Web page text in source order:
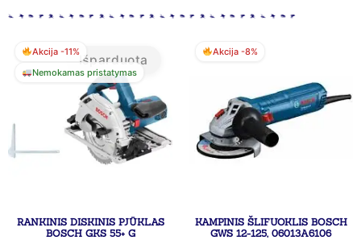
Akcija -11%
Nemokamas pristatymas
Išparduota
RANKINIS DISKINIS PJŪKLAS
BOSCH GKS 55+ G
Akcija -8%
KAMPINIS ŠLIFUOKLIS BOSCH
GWS 12-125, 06013A6106